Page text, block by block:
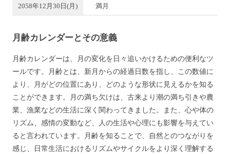
2058年12月30日(月) 満月
月齢カレンダーとその意義
月齢カレンダーは、月の変化を日々追いかけるための便利なツ
ールです。月齢とは、新月からの経過日数を指し、この数値に
より、月がどの位置にあり、どのような形状に見えるかを知る
ことができます。月の満ち欠けは、古来より潮の満ち引きや農
業、漁業などの生活に深く関わってきました。また、心や体の
リズム、感情の変動など、人の生活や心理にも影響を与えてい
ると言われています。月齢を知ることで、自然とのつながりを
感じ、日常生活におけるリズムやサイクルをより深く理解する